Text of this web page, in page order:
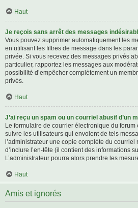
Haut
Je reçois sans arrêt des messages
Vous pouvez supprimer automatiquement les
en utilisant les filtres de message dans les
privée. Si vous recevez des messages privés
particulier, rapportez les messages aux
possibilité d’empêcher complètement un
privés.
Haut
J’ai reçu un spam ou un courriel abusif d’un
Le formulaire de courrier électronique du
suivre les utilisateurs qui envoient de tels
l’administrateur une copie complète du courriel
d’inclure l’en-tête (il contient des informations
L’administrateur pourra alors prendre les
Haut
Amis et ignorés